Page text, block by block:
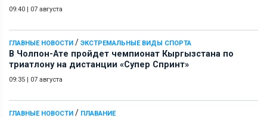
09:40 | 07 августа
ГЛАВНЫЕ НОВОСТИ / ЭКСТРЕМАЛЬНЫЕ ВИДЫ СПОРТА
В Чолпон-Ате пройдет чемпионат Кыргызстана по
триатлону на дистанции «Супер Спринт»
09:35 | 07 августа
ГЛАВНЫЕ НОВОСТИ / ПЛАВАНИЕ